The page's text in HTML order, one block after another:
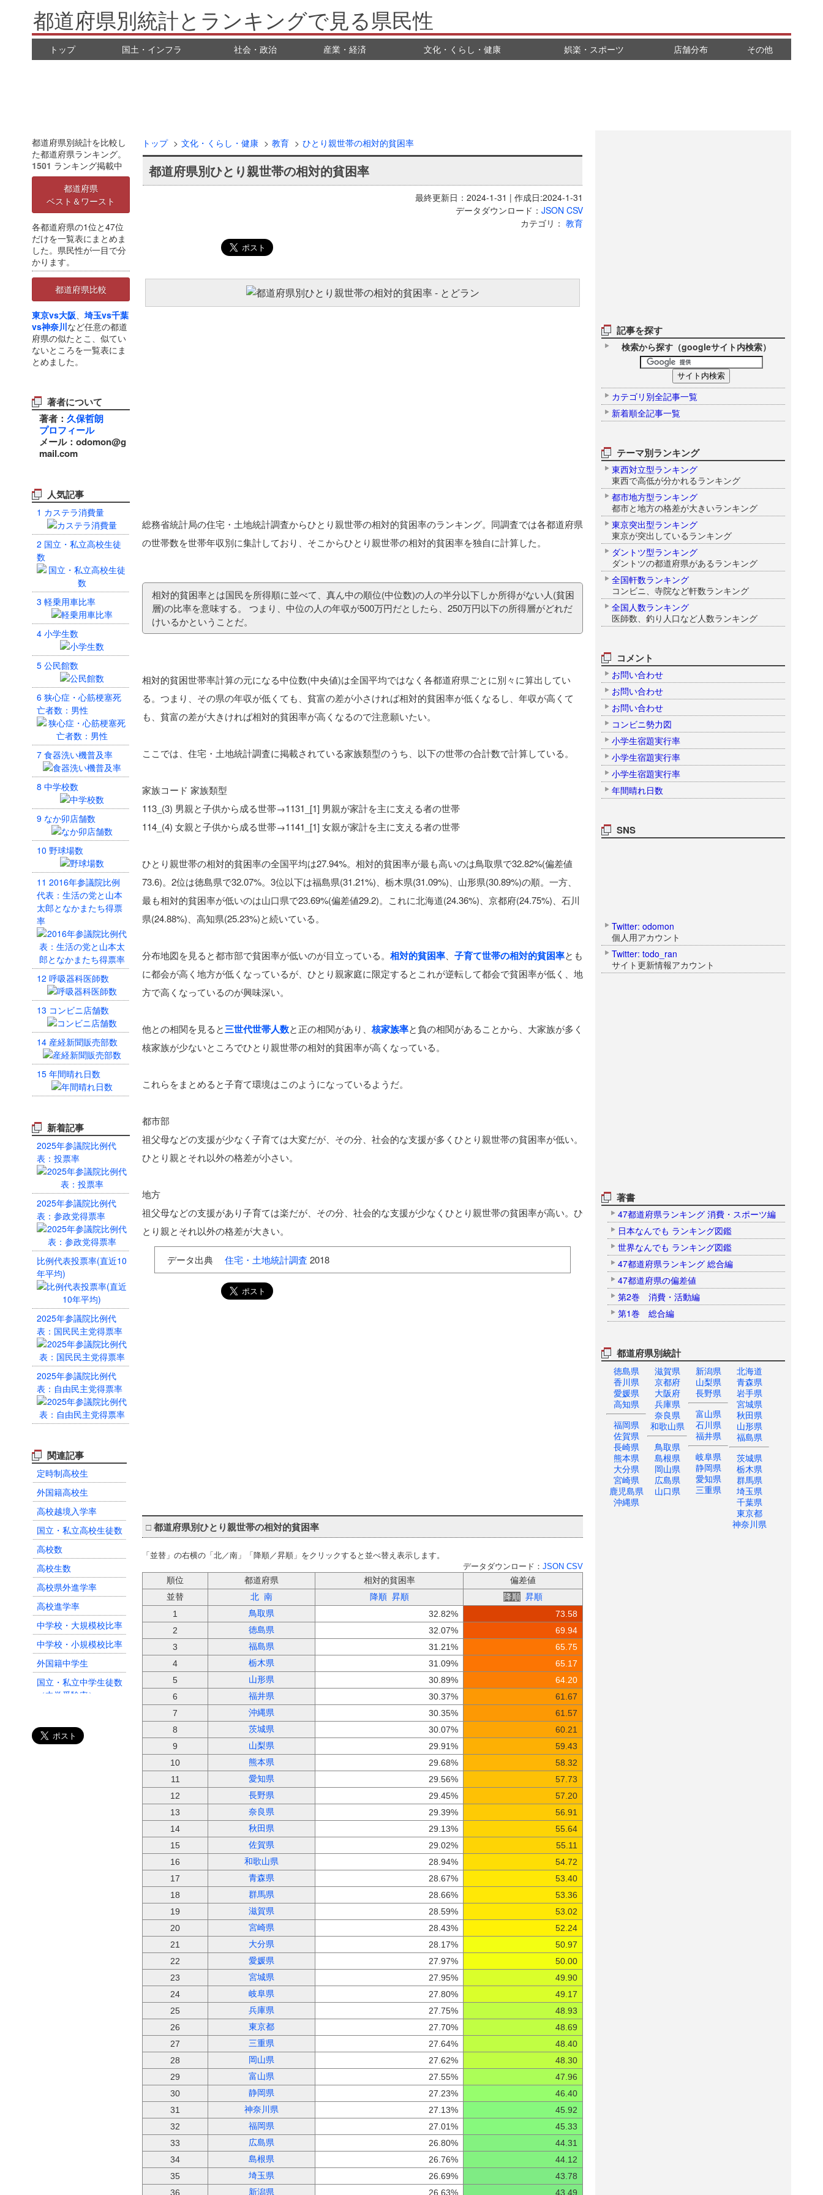
都道府県別統計とランキングで見る県民性
トップ 国土・インフラ 社会・政治 産業・経済 文化・くらし・健康 娯楽・スポーツ 店舗分布 その他
記事を探す
検索から探す（googleサイト内検索）
カテゴリ別全記事一覧
新着順全記事一覧
テーマ別ランキング
東西対立型ランキング
東西で高低が分かれるランキング
都市地方型ランキング
都市と地方の格差が大きいランキング
東京突出型ランキング
東京が突出しているランキング
ダントツ型ランキング
ダントツの都道府県があるランキング
全国軒数ランキング
コンビニ、寺院など軒数ランキング
全国人数ランキング
医師数、釣り人口など人数ランキング
コメント
お問い合わせ
お問い合わせ
お問い合わせ
コンビニ勢力図
小学生宿題実行率
小学生宿題実行率
小学生宿題実行率
年間晴れ日数
SNS
Twitter: odomon
個人用アカウント
Twitter: todo_ran
サイト更新情報アカウント
著書
47都道府県ランキング 消費・スポーツ編
日本なんでも ランキング図鑑
世界なんでも ランキング図鑑
47都道府県ランキング 総合編
47都道府県の偏差値
第2巻 消費・活動編
第1巻 総合編
都道府県別統計
徳島県
香川県
愛媛県
高知県
福岡県
佐賀県
長崎県
熊本県
大分県
宮崎県
鹿児島県
沖縄県
滋賀県
京都府
大阪府
兵庫県
奈良県
和歌山県
鳥取県
島根県
岡山県
広島県
山口県
新潟県
山梨県
長野県
富山県
石川県
福井県
岐阜県
静岡県
愛知県
三重県
北海道
青森県
岩手県
宮城県
秋田県
山形県
福島県
茨城県
栃木県
群馬県
埼玉県
千葉県
東京都
神奈川県
都道府県別統計を比較し
た都道府県ランキング。
1501 ランキング掲載中
都道府県
ベスト＆ワースト
各都道府県の1位と47位
だけを一覧表にまとめま
した。県民性が一目で分
かります。
都道府県比較
東京vs大阪、 埼玉vs千葉
vs神奈川など任意の都道
府県の似たとこ、似てい
ないところを一覧表にま
とめました。
著者について
著者： 久保哲朗
プロフィール
メール：odomon@g
mail.com
人気記事
1 カステラ消費量
2 国立・私立高校生徒
数
3 軽乗用車比率
4 小学生数
5 公民館数
6 狭心症・心筋梗塞死
亡者数：男性
7 食器洗い機普及率
8 中学校数
9 なか卯店舗数
10 野球場数
11 2016年参議院比例
代表：生活の党と山本
太郎となかまたち得票
率
12 呼吸器科医師数
13 コンビニ店舗数
14 産経新聞販売部数
15 年間晴れ日数
新着記事
2025年参議院比例代
表：投票率
2025年参議院比例代
表：参政党得票率
比例代表投票率(直近10
年平均)
2025年参議院比例代
表：国民民主党得票率
2025年参議院比例代
表：自由民主党得票率
関連記事
定時制高校生
外国籍高校生
高校越境入学率
国立・私立高校生徒数
高校数
高校生数
高校県外進学率
高校進学率
中学校・大規模校比率
中学校・小規模校比率
外国籍中学生
国立・私立中学生徒数
（中学受験率）
中学校数
トップ 文化・くらし・健康 教育 ひとり親世帯の相対的貧困率
都道府県別ひとり親世帯の相対的貧困率
最終更新日：2024-1-31 | 作成日:2024-1-31
データダウンロード： JSON CSV
カテゴリ： 教育
総務省統計局の住宅・土地統計調査からひとり親世帯の相対的貧困率のランキング。同調査では各都道府県
の世帯数を世帯年収別に集計しており、そこからひとり親世帯の相対的貧困率を独自に計算した。
相対的貧困率とは国民を所得順に並べて、真ん中の順位(中位数)の人の半分以下しか所得がない人(貧困
層)の比率を意味する。 つまり、中位の人の年収が500万円だとしたら、250万円以下の所得層がどれだ
けいるかということだ。
相対的貧困世帯率計算の元になる中位数(中央値)は全国平均ではなく各都道府県ごとに別々に算出してい
る。つまり、その県の年収が低くても、貧富の差が小さければ相対的貧困率が低くなるし、年収が高くて
も、貧富の差が大きければ相対的貧困率が高くなるので注意願いたい。
ここでは、住宅・土地統計調査に掲載されている家族類型のうち、以下の世帯の合計数で計算している。
家族コード 家族類型
113_(3) 男親と子供から成る世帯→1131_[1] 男親が家計を主に支える者の世帯
114_(4) 女親と子供から成る世帯→1141_[1] 女親が家計を主に支える者の世帯
ひとり親世帯の相対的貧困率の全国平均は27.94%。相対的貧困率が最も高いのは鳥取県で32.82%(偏差値
73.6)。2位は徳島県で32.07%。3位以下は福島県(31.21%)、栃木県(31.09%)、山形県(30.89%)の順。一方、
最も相対的貧困率が低いのは山口県で23.69%(偏差値29.2)。これに北海道(24.36%)、京都府(24.75%)、石川
県(24.88%)、高知県(25.23%)と続いている。
分布地図を見ると都市部で貧困率が低いのが目立っている。 相対的貧困率 子育て世帯の相対的貧困率とも
に都会が高く地方が低くなっているが、ひとり親家庭に限定するとこれが逆転して都会で貧困率が低く、地
方で高くなっているのが興味深い。
他との相関を見ると三世代世帯人数と正の相関があり、 核家族率と負の相関があることから、大家族が多く
核家族が少ないところでひとり親世帯の相対的貧困率が高くなっている。
これらをまとめると子育て環境はこのようになっているようだ。
都市部
祖父母などの支援が少なく子育ては大変だが、その分、社会的な支援が多くひとり親世帯の貧困率が低い。
ひとり親とそれ以外の格差が小さい。
地方
祖父母などの支援があり子育ては楽だが、その分、社会的な支援が少なくひとり親世帯の貧困率が高い。ひ
とり親とそれ以外の格差が大きい。
データ出典 住宅・土地統計調査 2018
□都道府県別ひとり親世帯の相対的貧困率
「並替」の右横の「北／南」「降順／昇順」をクリックすると並べ替え表示します。
データダウンロード： JSON CSV
順位 都道府県 相対的貧困率
偏差値
並替
北 南 降順 昇順 降順 昇順
1
鳥取県 32.82%
73.58
2
徳島県 32.07%
69.94
3
福島県 31.21%
65.75
4
栃木県 31.09%
65.17
5
山形県 30.89%
64.20
6
福井県 30.37%
61.67
7
沖縄県 30.35%
61.57
8
茨城県 30.07%
60.21
9
山梨県 29.91%
59.43
10
熊本県 29.68%
58.32
11
愛知県 29.56%
57.73
12
長野県 29.45%
57.20
13
奈良県 29.39%
56.91
14
秋田県 29.13%
55.64
15
佐賀県 29.02%
55.11
16
和歌山県 28.94%
54.72
17
青森県 28.67%
53.40
18
群馬県 28.66%
53.36
19
滋賀県 28.59%
53.02
20
宮崎県 28.43%
52.24
21
大分県 28.17%
50.97
22
愛媛県 27.97%
50.00
23
宮城県 27.95%
49.90
24
岐阜県 27.80%
49.17
25
兵庫県 27.75%
48.93
26
東京都 27.70%
48.69
27
三重県 27.64%
48.40
28
岡山県 27.62%
48.30
29
富山県 27.55%
47.96
30
静岡県 27.23%
46.40
31
神奈川県 27.13%
45.92
32
福岡県 27.01%
45.33
33
広島県 26.80%
44.31
34
島根県 26.76%
44.12
35
埼玉県 26.69%
43.78
36
新潟県 26.63% 43.49